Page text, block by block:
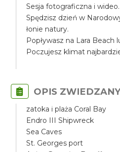
Sesja fotograficzna i wideo.
Spędzisz dzień w
łonie natury.
Popływasz na Lara Beach
Poczujesz klimat
OPIS
zatoka i plaża Coral Bay
Endro III Shipwreck
Sea Caves
St. Georges port